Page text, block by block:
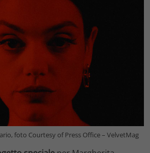
foto Courtesy of Press Office – VelvetMag